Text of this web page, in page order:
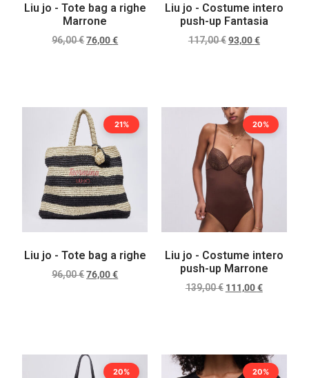
Liu jo - Tote bag a righe
Marrone
96,00€76,00€
Liu jo - Costume intero
push-up Fantasia
117,00€ 93,00€
21%
Liu jo - Tote bag a righe
96,00€76,00€
20%
Liu jo - Costume intero
push-up Marrone
139,00€ 111,00€
20% 20%